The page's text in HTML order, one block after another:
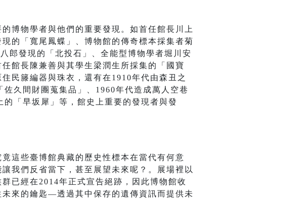
博物學者與他們的重要發現。如首任館長川上
的「寬尾鳳蝶」、博物館的傳奇標本採集者菊
郎發現的「北投石」、全能型博物學者堀川安
館長陳兼善與其學生梁潤生所採集的「國寶
民籐編器與珠衣，還有在1910年代由森丑之
久間財團蒐集品」、1960年代造成萬人空巷
「早坂犀」等，館史上重要的發現者與發
這些臺博館典藏的歷史性標本在當代有何意
我們反省當下，甚至展望未來呢？。展場裡以
已經在2014年正式宣告絕跡，因此博物館收
來的鑰匙—透過其中保存的遺傳資訊而提供未